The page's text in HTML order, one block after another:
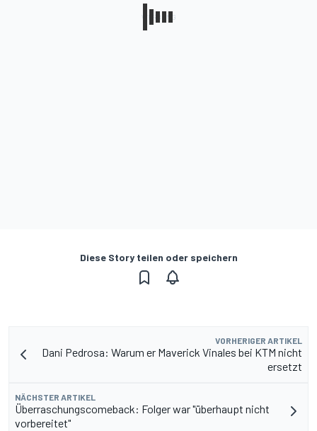
Diese Story teilen oder speichern
VORHERIGER ARTIKEL
Dani Pedrosa: Warum er Maverick Vinales bei KTM nicht
ersetzt
NÄCHSTER ARTIKEL
Überraschungscomeback: Folger war "überhaupt nicht
vorbereitet"